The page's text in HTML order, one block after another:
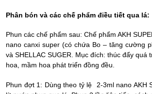
Phân bón và các chế phẩm điều tiết qua lá:
Phun các chế phẩm sau: Chế phẩm AKH
nano canxi super (có chứa Bo – tăng cường
và SHELLAC SUGER. Mục đích: thúc đẩy quá
hoa, mầm hoa phát triển đồng đều.
Phun đợt 1: Dùng theo tỷ lệ 2-3ml nano AKH